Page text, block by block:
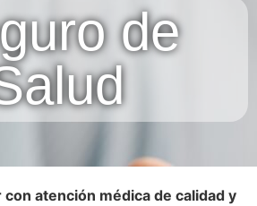
de
atención médica de calidad y